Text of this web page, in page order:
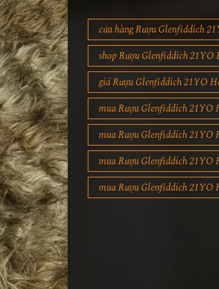
cửa hàng Rượu Glenfiddich
shop Rượu Glenfiddich 21YO
giá Rượu Glenfiddich 21YO
mua Rượu Glenfiddich 21YO
mua Rượu Glenfiddich 21YO
mua Rượu Glenfiddich 21YO
mua Rượu Glenfiddich 21YO